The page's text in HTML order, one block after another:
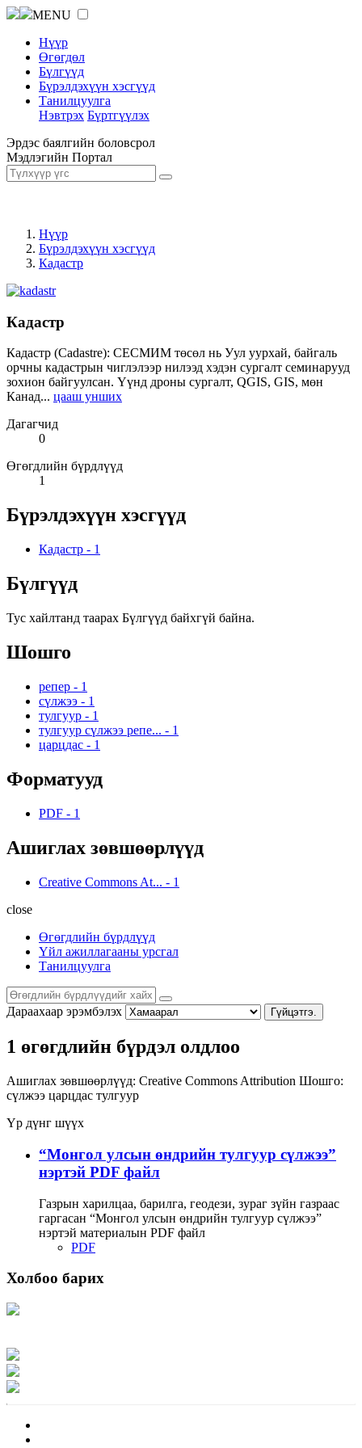
MENU
Нүүр
Өгөгдөл
Бүлгүүд
Бүрэлдэхүүн хэсгүүд
Танилцуулга
Нэвтрэх Бүртгүүлэх
Эрдэс баялгийн боловсрол
Мэдлэгийн Портал
Нүүр
Бүрэлдэхүүн хэсгүүд
Кадастр
Кадастр
Кадастр (Cadastre): СЕСМИМ төсөл нь Уул уурхай, байгаль
орчны кадастрын чиглэлээр нилээд хэдэн сургалт семинарууд
зохион байгуулсан. Үүнд дроны сургалт, QGIS, GIS, мөн
Канад... цааш унших
Дагагчид
0
Өгөгдлийн бүрдлүүд
1
Бүрэлдэхүүн хэсгүүд
Кадастр - 1
Бүлгүүд
Тус хайлтанд таарах Бүлгүүд байхгүй байна.
Шошго
репер - 1
сүлжээ - 1
тулгуур - 1
тулгуур сүлжээ репе... - 1
царцдас - 1
Форматууд
PDF - 1
Ашиглах зөвшөөрлүүд
Creative Commons At... - 1
close
Өгөгдлийн бүрдлүүд
Үйл ажиллагааны урсгал
Танилцуулга
Дараахаар эрэмбэлэх Гүйцэтгэ.
1 өгөгдлийн бүрдэл олдлоо
Ашиглах зөвшөөрлүүд: Creative Commons Attribution Шошго:
сүлжээ царцдас тулгуур
Үр дүнг шүүх
“Монгол улсын өндрийн тулгуур сүлжээ”
нэртэй PDF файл
Газрын харилцаа, барилга, геодези, зураг зүйн газраас
гаргасан “Монгол улсын өндрийн тулгуур сүлжээ”
нэртэй материалын PDF файл
PDF
Холбоо барих